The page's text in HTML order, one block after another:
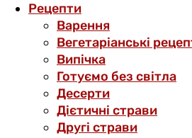
Рецепти
Варення
Вегетаріанські
Випічка
Готуємо без світла
Десерти
Дієтичні страви
Другі страви